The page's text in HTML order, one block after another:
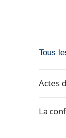
Passer
l'article
Tous
Actes
La